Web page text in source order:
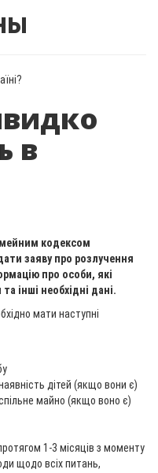
в
кодексом
заяву про розлучення
про особи, які
інші необхідні дані.
мати наступні
дітей (якщо вони є)
майно (якщо воно є)
1-3 місяців з моменту
щодо всіх питань,